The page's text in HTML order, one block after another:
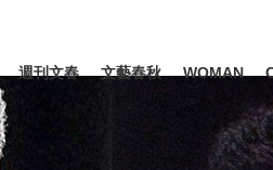
ビジネス
週刊文春 文藝春秋 WOMAN